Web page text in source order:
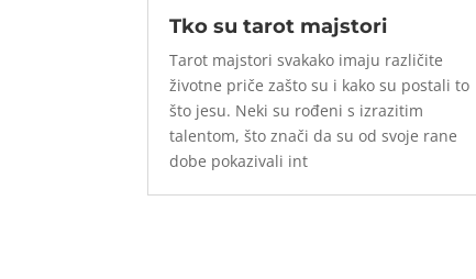
Tko su tarot majstori
Tarot majstori svakako imaju različite
životne priče zašto su i kako su postali to
što jesu. Neki su rođeni s izrazitim
talentom, što znači da su od svoje rane
dobe pokazivali int